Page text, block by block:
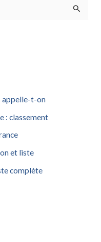
appelle-t-on
: classement
et liste
complète